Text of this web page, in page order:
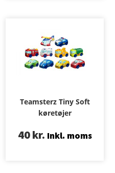
Teamsterz Tiny Soft
køretøjer
40kr. Inkl. moms